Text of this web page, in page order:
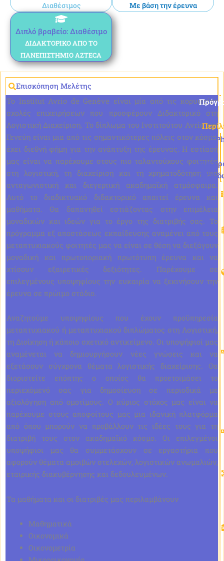
Διαθέσιμος
Με βάση την έρευνα
Διπλό βραβείο: Διαθέσιμο
ΔΙΔΑΚΤΟΡΙΚΌ ΑΠΌ ΤΟ
ΠΑΝΕΠΙΣΤΉΜΙΟ AZTECA
Επισκόπηση Μελέτης
Το Institut Avrio de Genève είναι μία από τις κορυφαίες
σχολές επιχειρήσεων που προσφέρουν Διδακτορικό στη
Λογιστική Διαχείριση. Το δίπλωμα του Ινστιτούτου Avrio στη
Γενεύη είναι μια από τις σημαντικότερες πόλεις στον κόσμο,
έχει διεθνή φήμη για την ανάπτυξη της έρευνας. Η εστίασή
μας είναι να παρέχουμε στους πιο ταλαντούχους φοιτητές
στη λογιστική, τη διαχείριση και τη χρηματοδότηση μια
ανταγωνιστική και διεγερτική ακαδημαϊκή ατμόσφαιρα.
Αυτό το διαδικτυακό διδακτορικό απαιτεί έρευνα και
μαθήματα. Θα δαπανηθεί εστιάζοντας στην επιμέλεια
μοναδικών και ιδεών για το έργο της διατριβής σας. Το
πρόγραμμα εξ αποστάσεως εκπαίδευσης αναμένει από τους
μεταπτυχιακούς φοιτητές μας να είναι σε θέση να διεξάγουν
μοναδική και πρωτοποριακή πρωτότυπη έρευνα και να
χτίσουν εξαιρετικές δεξιότητες. Παρέχουμε σε
επιλεγμένους υποψηφίους την ευκαιρία να ξεκινήσουν την
έρευνα σε πρώιμο στάδιο.
Αναζητούμε υποψηφίους που έχουν προϋπηρεσία
μεταπτυχιακού ή μεταπτυχιακού διπλώματος στη Λογιστική,
τη Διοίκηση ή κάποιο σχετικό αντικείμενο. Οι υποψήφιοί μας
αναμένεται να δημιουργήσουν νέες γνώσεις και να
εξετάσουν σύγχρονα θέματα λογιστικής διαχείρισης. Θα
διοριστείτε επόπτης ο οποίος θα προετοιμάσει το
περιεχόμενό σας για δημοσίευση σε περιοδικά με
αξιολόγηση από ομοτίμους. Ο κύριος στόχος μας είναι να
παρέχουμε στους αποφοίτους μας μια ιδανική πλατφόρμα
από όπου μπορούν να προβάλλουν τις ιδέες τους για τη
διατριβή τους στον ακαδημαϊκό κόσμο. Οι επιλεγμένοι
υποψήφιοι μας θα συμμετάσχουν σε εργαστήρια που
αφορούν θέματα αμοιβών στελεχών, λογιστικών ανωμαλιών,
εταιρικής διακυβέρνησης και δεδουλευμένων.
Τα μαθήματα και οι διατριβές μας περιλαμβάνουν
Μαθηματικά
Οικονομικά
Οικονομετρία